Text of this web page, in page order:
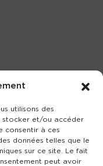
utilisons des
stocker et/ou accéder
consentir à ces
données telles que le
sur ce site. Le fait
peut avoir